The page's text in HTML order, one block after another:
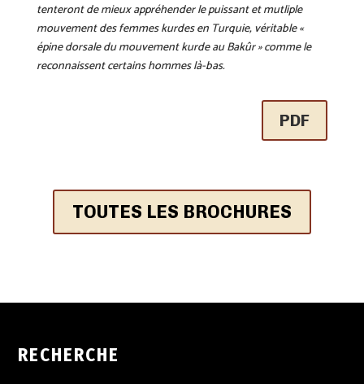
tenteront de mieux appréhender le puissant et mutliple
mouvement des femmes kurdes en Turquie, véritable «
épine dorsale du mouvement kurde au Bakûr » comme le
reconnaissent certains hommes là-bas.
PDF
TOUTES LES BROCHURES
RECHERCHE